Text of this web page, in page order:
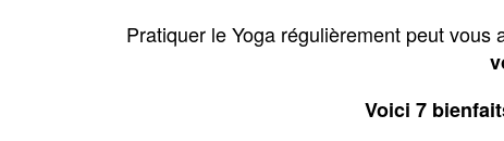
Pratiquer le Yoga régulièrement peut vous
Voici 7